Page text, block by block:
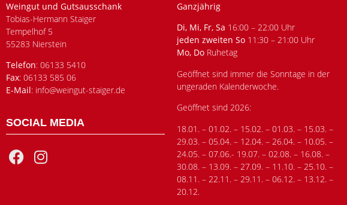
Weingut und Gutsausschank
Tobias-Hermann Staiger
Tempelhof 5
55283 Nierstein
Telefon: 06133 5410
Fax: 06133 585 06
E-Mail: info@weingut-staiger.de
SOCIAL MEDIA
Ganzjährig
Di, Mi, Fr, Sa 16:00 – 22:00 Uhr
jeden zweiten So 11:30 – 21:00 Uhr
Mo, Do Ruhetag
Geöffnet sind immer die Sonntage in der
ungeraden Kalenderwoche.
Geöffnet sind 2026:
18.01. – 01.02. – 15.02. – 01.03. – 15.03. –
29.03. – 05.04. – 12.04. – 26.04. – 10.05. –
24.05. – 07.06.- 19.07. – 02.08. – 16.08. –
30.08. – 13.09. – 27.09. – 11.10. – 25.10. –
08.11. – 22.11. – 29.11. – 06.12. – 13.12. –
20.12.